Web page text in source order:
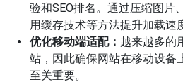
验和SEO排名。通过压缩图片
用缓存技术等方法提升加载速
优化移动端适配： 越来越多的
站，因此确保网站在移动设备
至关重要。